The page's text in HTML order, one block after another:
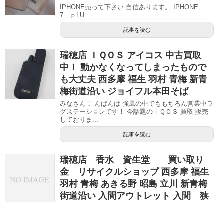
IPHONE売って下さい 自信あります。 IPHONE
7 ｐLU...
記事を読む
瑞穂店 ＩＱＯＳ アイコス 中古買取
中！ 動かなくなってしまったもので
も大丈夫 西多摩 福生 羽村 青梅 新青
梅街道沿い ジョイフル本田そば
みなさん こんばんは 強風の中でももちろん営業中ラ
グステーションです！ 今話題のＩＱＯＳ 買取 販売
しておりま...
記事を読む
瑞穂店 香水 資生堂 買い取り
金 リサイクルショップ 西多摩 福生
羽村 青梅 あきる野 昭島 立川 新青梅
街道沿い 入間アウトレット 入間 狭